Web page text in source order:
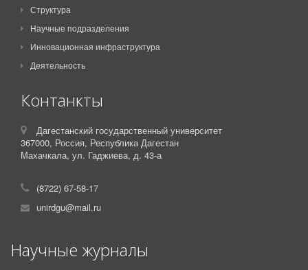
Структура
Научные подразделения
Инновационная инфраструктура
Деятельность
Контанкты
Дагестанский государственный университет
367000, Россия, Республика Дагестан
Махачкала, ул. Гаджиева, д. 43-а
(8722) 67-58-17
unirdgu@mail.ru
Научные журналы